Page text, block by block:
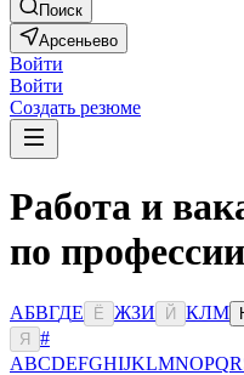
Поиск
Арсеньево
Войти
Войти
Создать резюме
Работа и
по
АБВГДЕ Ё ЖЗИ Й КЛМ
Я
#
ABCDEFGHIJKLMNOPQR